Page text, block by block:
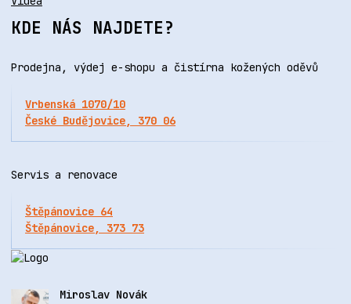
KDE NÁS NAJDETE?
Prodejna, výdej e-shopu a čistírna kožených oděvů
Vrbenská 1070/10
České Budějovice, 370 06
Servis a renovace
Štěpánovice 64
Štěpánovice, 373 73
Miroslav Novák